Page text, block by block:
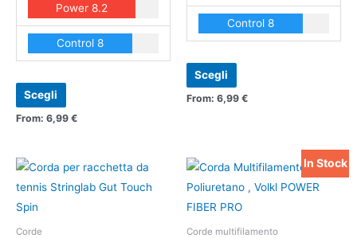
Power 8.2
Control 8
Scegli
scelte
nella
pagina
From: 6,99 €
Control 8
Scegli
scelte
nella
prodotto
From: 6,99 €
Corde
Questo
prodotto
In Stock
Corde multifilamento
Questo
prodotto
ha
più